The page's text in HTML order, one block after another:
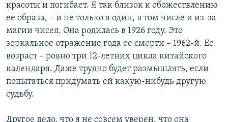
красоты и погибает. Я так близок к обожествлению
ее образа, – и не только я один, в том числе и из-за
магии чисел. Она родилась в 1926 году. Это
зеркальное отражение года ее смерти – 1962-й. Ее
возраст – ровно три 12-летних цикла китайского
календаря. Даже трудно будет размышлять, если
попытаться придумать ей какую-нибудь другую
судьбу.
Другое дело, что я не совсем уверен, что она